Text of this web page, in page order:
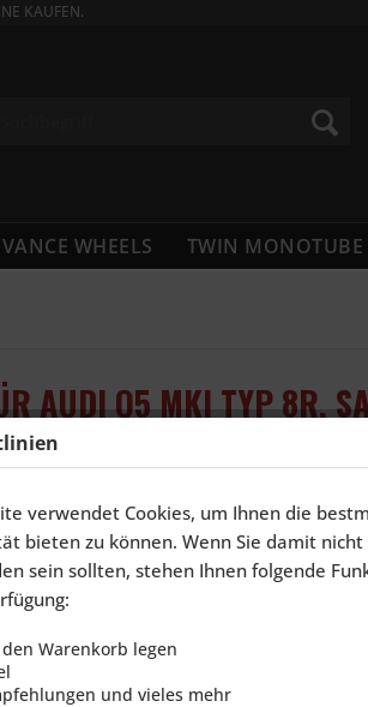
KAUFEN.
WHEELS TWIN MONOTUBE
AUDI Q5 MKI TYP 8R,
inkl.
verwendet Cookies, um Ihnen die
bieten zu können. Wenn Sie damit nicht
sein sollten, stehen Ihnen folgende
Warenkorb legen
und vieles mehr